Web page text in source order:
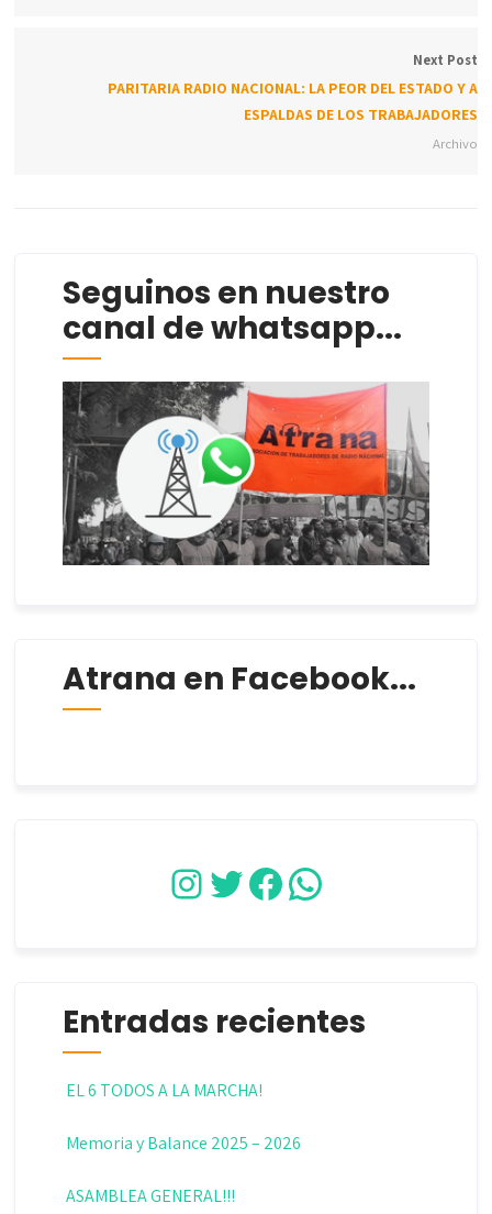
Next Post
PARITARIA RADIO NACIONAL: LA PEOR DEL ESTADO Y A
ESPALDAS DE LOS TRABAJADORES
Archivo
Seguinos en nuestro
canal de whatsapp...
Atrana en Facebook...
Instagram
Twitter
Facebook
WhatsApp
Entradas recientes
EL 6 TODOS A LA MARCHA!
Memoria y Balance 2025 – 2026
ASAMBLEA GENERAL!!!